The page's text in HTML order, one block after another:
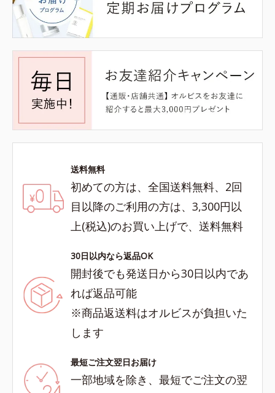
送料無料
初めての方は、全国送料無料、2回
目以降のご利用の方は、3,300円以
上(税込)のお買い上げで、送料無料
30日以内なら返品OK
開封後でも発送日から30日以内であ
れば返品可能
※商品返送料はオルビスが負担いた
します
最短ご注文翌日お届け
一部地域を除き、最短でご注文の翌